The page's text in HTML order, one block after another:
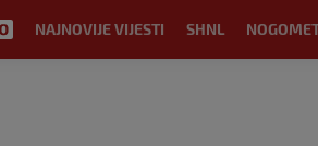
NAJNOVIJE VIJESTI SHNL